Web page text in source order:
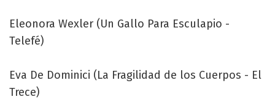
Eleonora Wexler (Un Gallo Para Esculapio -
Telefé)
Eva De Dominici (La Fragilidad de los Cuerpos - El
Trece)